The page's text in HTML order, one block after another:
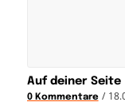
Auf deiner Seite
0 Kommentare /